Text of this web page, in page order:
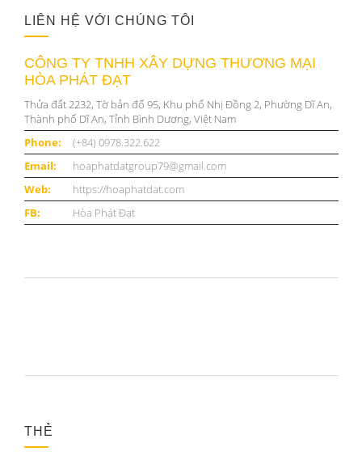
LIÊN HỆ VỚI CHÚNG TÔI
CÔNG TY TNHH XÂY DỰNG THƯƠNG MẠI
HÒA PHÁT ĐẠT
Thửa đất 2232, Tờ bản đố 95, Khu phố Nhị Đồng 2, Phường Dĩ An,
Thành phố Dĩ An, Tỉnh Bình Dương, Việt Nam
Phone:
(+84) 0978.322.622
Email:
hoaphatdatgroup79@gmail.com
Web:
https://hoaphatdat.com
FB:
Hòa Phát Đạt
THẺ